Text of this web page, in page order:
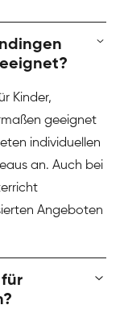
Kinder,
geeignet
individuellen
an. Auch bei
Angeboten